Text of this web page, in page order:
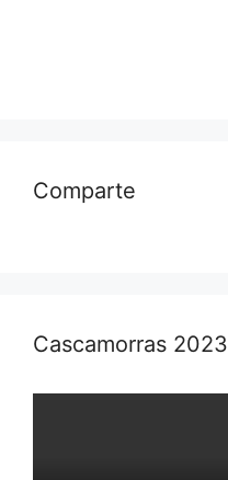
Comparte
Cascamorras 2023